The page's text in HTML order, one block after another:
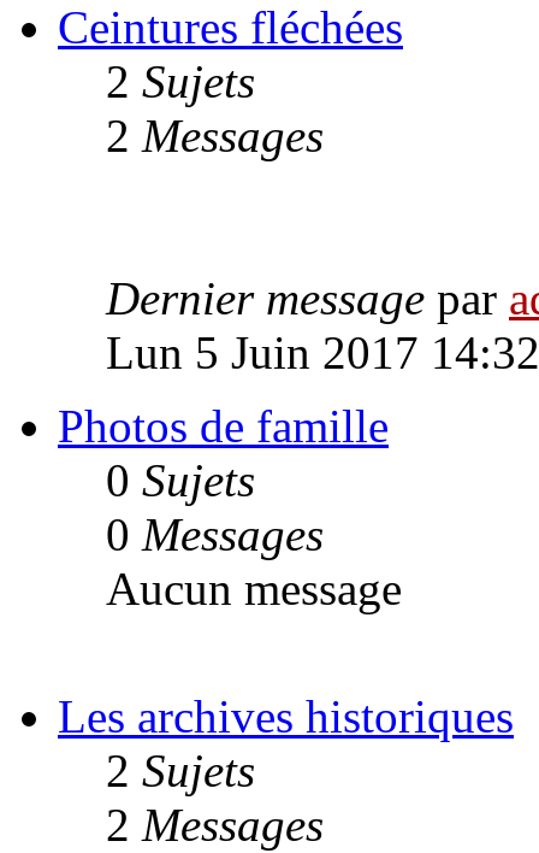
Ceintures fléchées
2 Sujets
2 Messages
Dernier message par
Lun 5 Juin 2017 14:32
Photos de famille
0 Sujets
0 Messages
Aucun message
Les archives historiques
2 Sujets
2 Messages